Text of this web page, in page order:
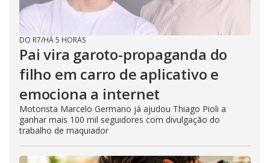
DO R7/HÁ 5 HORAS
Pai vira garoto-propaganda do
filho em carro de aplicativo e
emociona a internet
Motorista Marcelo Germano já ajudou Thiago Pioli a
ganhar mais 100 mil seguidores com divulgação do
trabalho de maquiador